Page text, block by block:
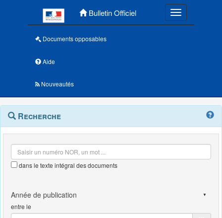
Bulletin Officiel Toggle
Documents opposables
Aide
Nouveautés
Navigation
outils
Menu
contextuel
Recherche
dans le texte intégral des documents
entre le